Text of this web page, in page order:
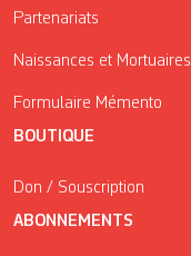
Partenariats
Naissances et Mortuaires
Formulaire Mémento
BOUTIQUE
Don / Souscription
ABONNEMENTS